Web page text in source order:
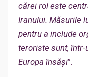
cărei rol este
Iranului. Măsurile
pentru a include
teroriste sunt, într-
Europa însăși”.